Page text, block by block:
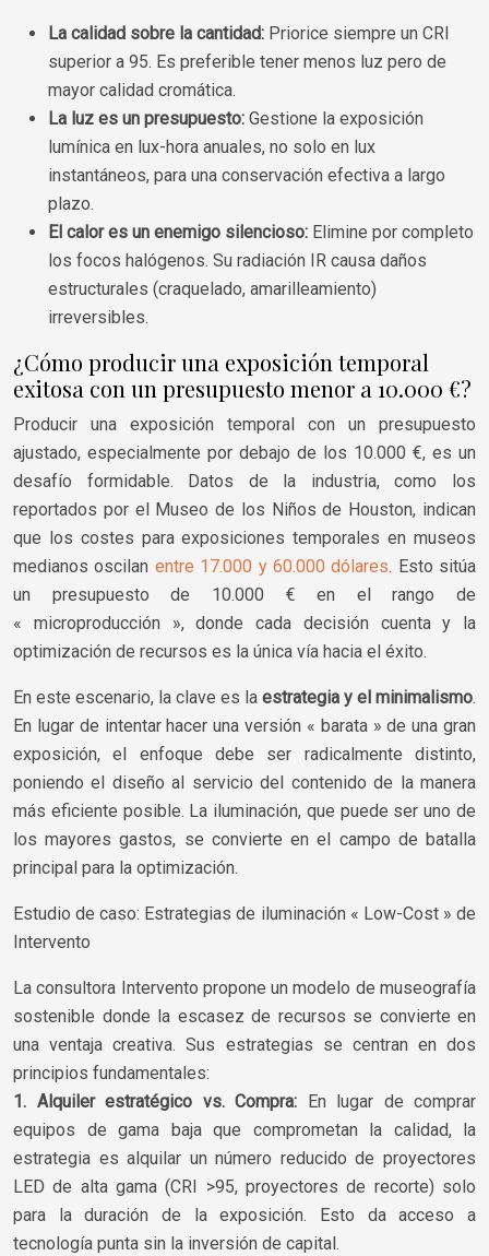
La calidad sobre la cantidad: Priorice siempre un CRI
superior a 95. Es preferible tener menos luz pero de
mayor calidad cromática.
La luz es un presupuesto: Gestione la exposición
lumínica en lux-hora anuales, no solo en lux
instantáneos, para una conservación efectiva a largo
plazo.
El calor es un enemigo silencioso: Elimine por completo
los focos halógenos. Su radiación IR causa daños
estructurales (craquelado, amarilleamiento)
irreversibles.
¿Cómo producir una exposición temporal
exitosa con un presupuesto menor a 10.000 €?
Producir una exposición temporal con un presupuesto
ajustado, especialmente por debajo de los 10.000 €, es un
desafío formidable. Datos de la industria, como los
reportados por el Museo de los Niños de Houston, indican
que los costes para exposiciones temporales en museos
medianos oscilan entre 17.000 y 60.000 dólares. Esto sitúa
un presupuesto de 10.000 € en el rango de
« microproducción », donde cada decisión cuenta y la
optimización de recursos es la única vía hacia el éxito.
En este escenario, la clave es la estrategia y el minimalismo.
En lugar de intentar hacer una versión « barata » de una gran
exposición, el enfoque debe ser radicalmente distinto,
poniendo el diseño al servicio del contenido de la manera
más eficiente posible. La iluminación, que puede ser uno de
los mayores gastos, se convierte en el campo de batalla
principal para la optimización.
Estudio de caso: Estrategias de iluminación « Low-Cost » de
Intervento
La consultora Intervento propone un modelo de museografía
sostenible donde la escasez de recursos se convierte en
una ventaja creativa. Sus estrategias se centran en dos
principios fundamentales:
1. Alquiler estratégico vs. Compra: En lugar de comprar
equipos de gama baja que comprometan la calidad, la
estrategia es alquilar un número reducido de proyectores
LED de alta gama (CRI >95, proyectores de recorte) solo
para la duración de la exposición. Esto da acceso a
tecnología punta sin la inversión de capital.